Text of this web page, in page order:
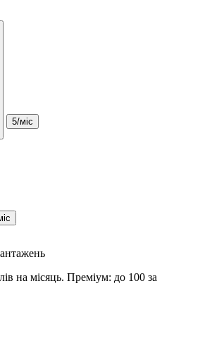
5/міс
на місяць. Преміум: до 100 за